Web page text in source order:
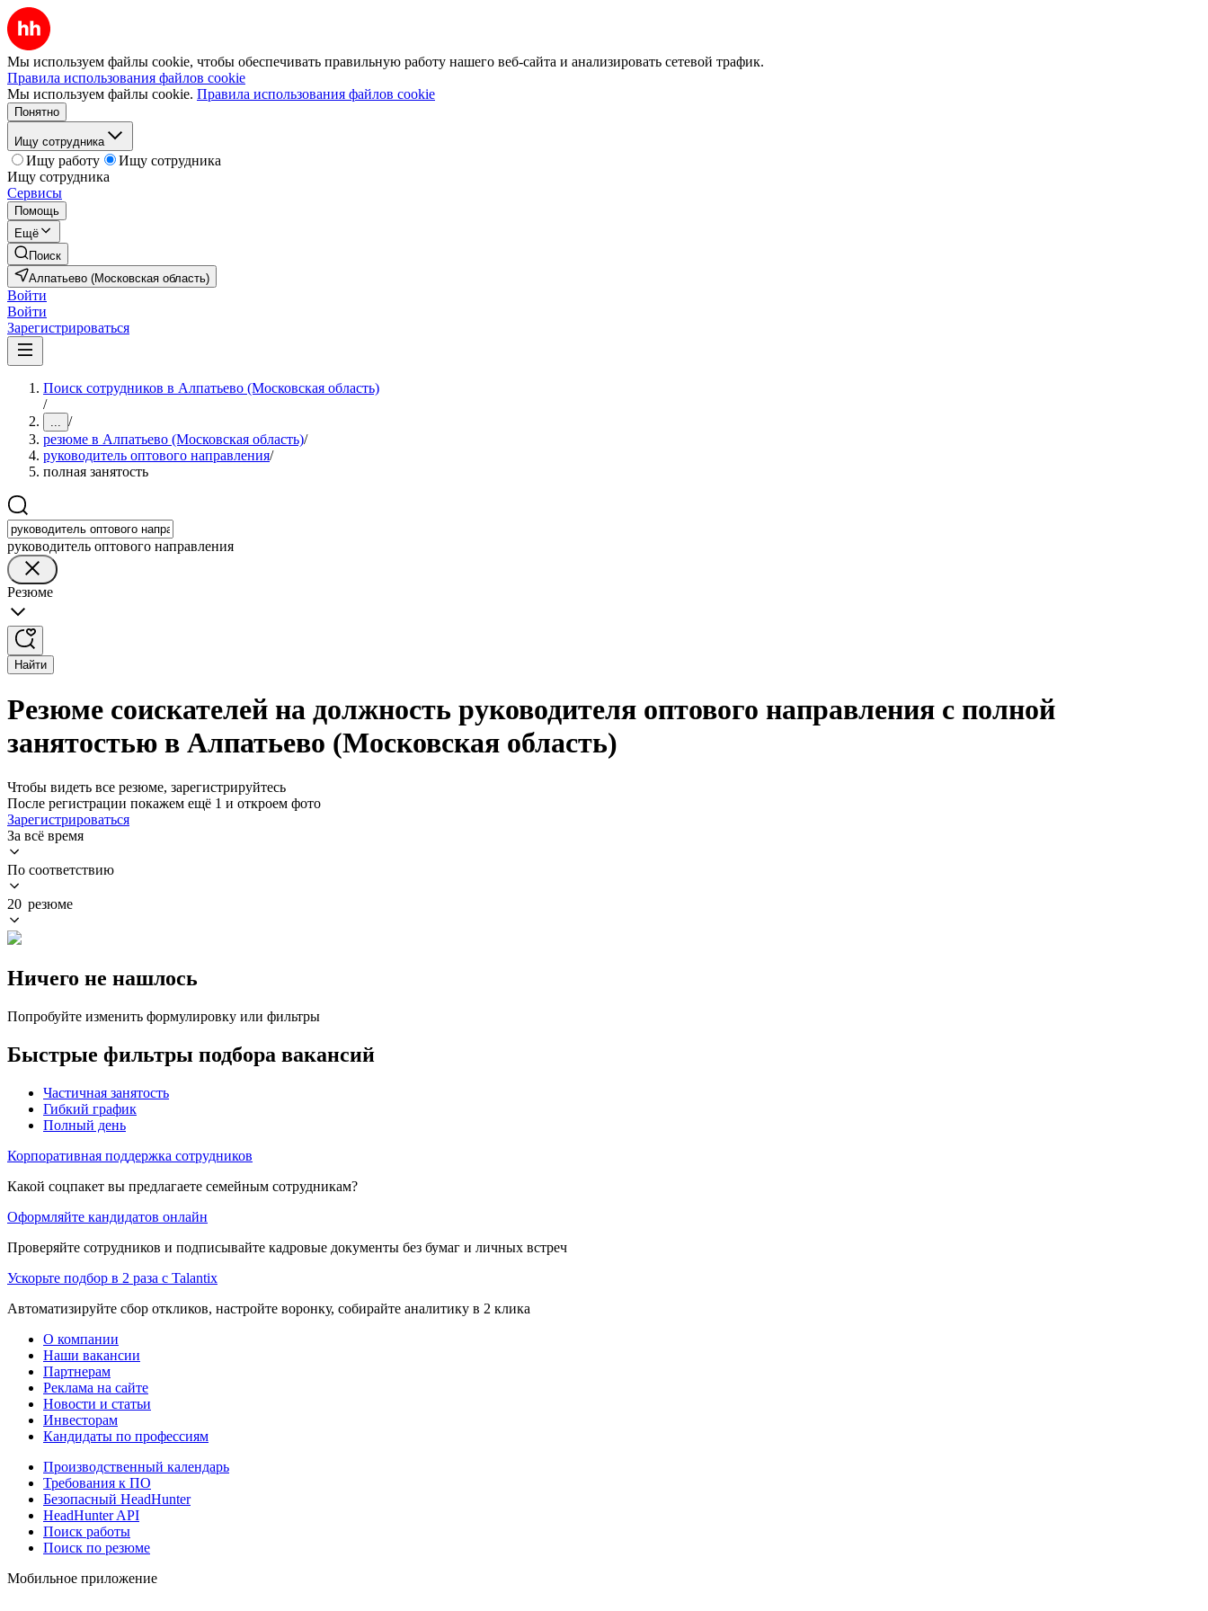
Мы используем файлы cookie, чтобы обеспечивать правильную работу нашего веб-сайта и анализировать сетевой трафик.
Правила использования файлов cookie
Мы используем файлы cookie. Правила использования файлов cookie
Понятно
Ищу сотрудника
Ищу работу
Ищу сотрудника
Ищу сотрудника
Сервисы
Помощь
Ещё
Поиск
Алпатьево (Московская область)
Войти
Войти
Зарегистрироваться
Поиск сотрудников в Алпатьево (Московская область)
/
... /
резюме в Алпатьево (Московская область)/
руководитель оптового направления/
полная занятость
руководитель оптового направления
Резюме
Найти
Резюме соискателей на должность руководителя оптового направления с полной
занятостью в Алпатьево (Московская область)
Чтобы видеть все резюме, зарегистрируйтесь
После регистрации покажем ещё 1 и откроем фото
Зарегистрироваться
За всё время
По соответствию
20 резюме
Ничего не нашлось
Попробуйте изменить формулировку или фильтры
Быстрые фильтры подбора вакансий
Частичная занятость
Гибкий график
Полный день
Корпоративная поддержка сотрудников
Какой соцпакет вы предлагаете семейным сотрудникам?
Оформляйте кандидатов онлайн
Проверяйте сотрудников и подписывайте кадровые документы без бумаг и личных встреч
Ускорьте подбор в 2 раза с Talantix
Автоматизируйте сбор откликов, настройте воронку, собирайте аналитику в 2 клика
О компании
Наши вакансии
Партнерам
Реклама на сайте
Новости и статьи
Инвесторам
Кандидаты по профессиям
Производственный календарь
Требования к ПО
Безопасный HeadHunter
HeadHunter API
Поиск работы
Поиск по резюме
Мобильное приложение